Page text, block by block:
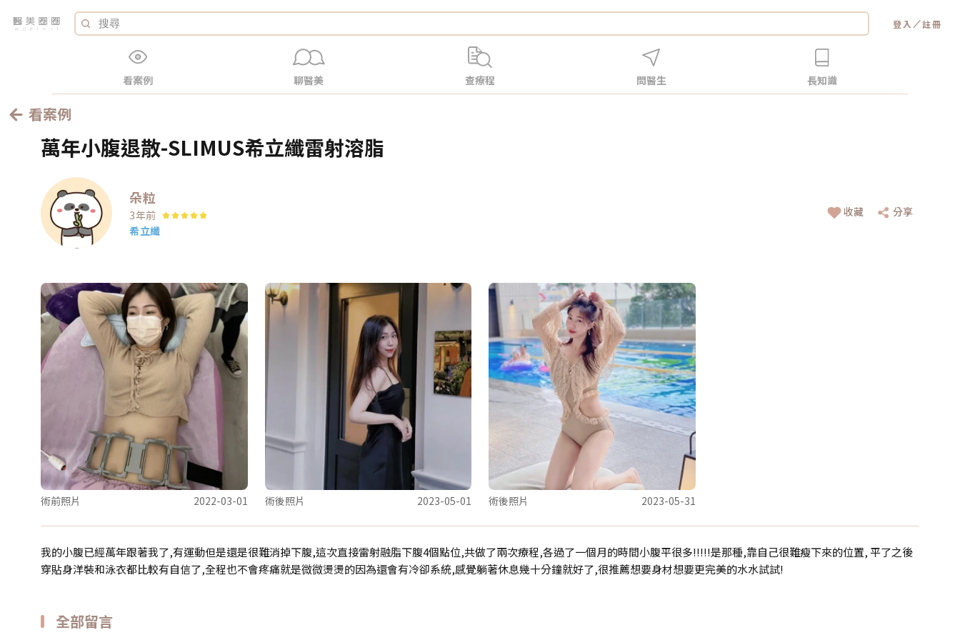
登入 ／註冊
看案例 聊醫美 查療程 問醫生 長知識
看案例
萬年小腹退散-SLIMUS希立纖雷射溶脂
朵粒
3年前
希立纖
收藏 分享
術前照片 2022-03-01 術後照片 2023-05-01 術後照片 2023-05-31
我的小腹已經萬年跟著我了,有運動但是還是很難消掉下腹,這次直接雷射融脂下腹4個點位,共做了兩次療程,各過了一個月的時間小腹平很多!!!!!是那種,靠自己很難瘦下來的位置, 平了之後
穿貼身洋裝和泳衣都比較有自信了,全程也不會疼痛就是微微燙燙的因為還會有冷卻系統,感覺躺著休息幾十分鐘就好了,很推薦想要身材想要更完美的水水試試!
全部留言